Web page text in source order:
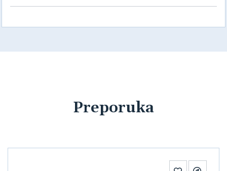
Preporuka